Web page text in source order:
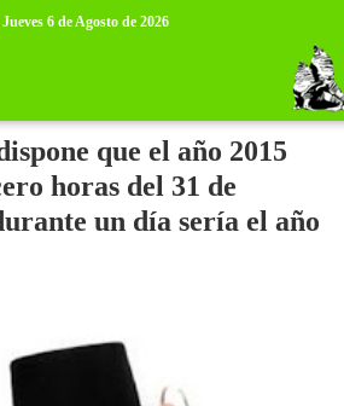
Jueves 6 de Agosto de 2026
que el año 2015
horas del 31 de
un día sería el año